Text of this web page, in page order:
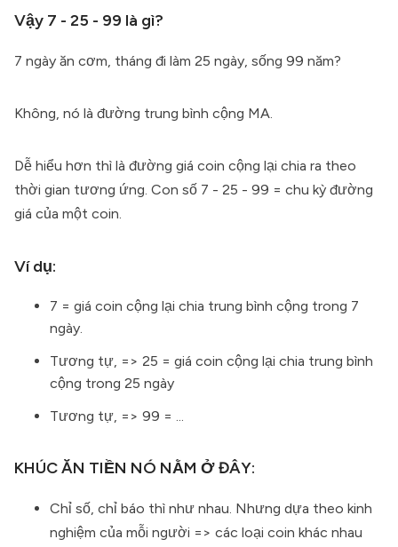
Vậy 7 - 25 - 99 là gì?
7 ngày ăn cơm, tháng đi làm 25 ngày, sống 99 năm?
Không, nó là đường trung bình cộng MA.
Dễ hiểu hơn thì là đường giá coin cộng lại chia ra theo
thời gian tương ứng. Con số 7 - 25 - 99 = chu kỳ đường
giá của một coin.
Ví dụ:
7 = giá coin cộng lại chia trung bình cộng trong 7
ngày.
Tương tự, => 25 = giá coin cộng lại chia trung bình
cộng trong 25 ngày
Tương tự, => 99 = ...
KHÚC ĂN TIỀN NÓ NẰM Ở ĐÂY:
Chỉ số, chỉ báo thì như nhau. Nhưng dựa theo kinh
nghiệm của mỗi người => các loại coin khác nhau